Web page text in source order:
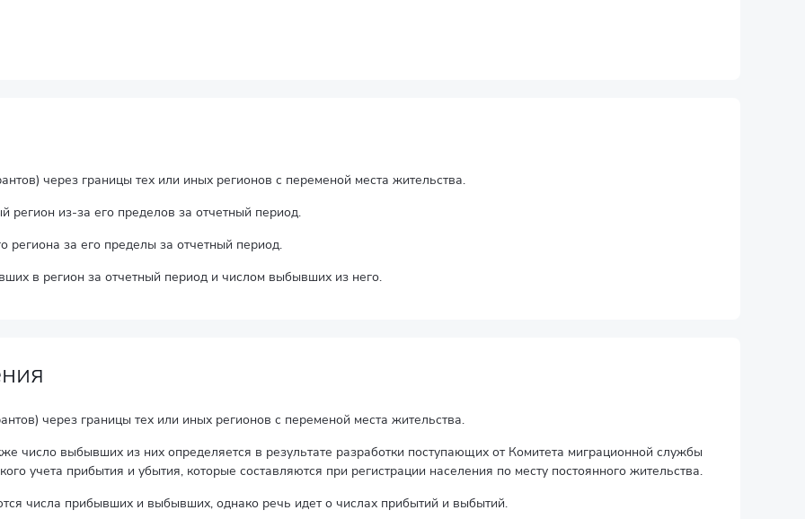
через границы тех или иных регионов с переменой места жительства.
регион из-за его пределов за отчетный период.
региона за его пределы за отчетный период.
в регион за отчетный период и числом выбывших из него.
через границы тех или иных регионов с переменой места жительства.
число выбывших из них определяется в результате разработки поступающих от Комитета миграционной службы
учета прибытия и убытия, которые составляются при регистрации населения по месту постоянного жительства.
числа прибывших и выбывших, однако речь идет о числах прибытий и выбытий.